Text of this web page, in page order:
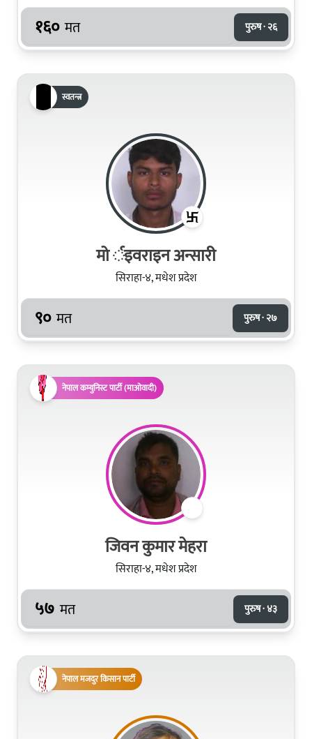
१६० मत पुरुष · २६
स्वतन्त्र
मो र्इवराइन अन्सारी
सिराहा-४, मधेश प्रदेश
९० मत पुरुष · २७
नेपाल कम्युनिस्ट पार्टी (माओवादी)
जिवन कुमार मेहरा
सिराहा-४, मधेश प्रदेश
५७ मत पुरुष · ४३
नेपाल मजदुर किसान पार्टी